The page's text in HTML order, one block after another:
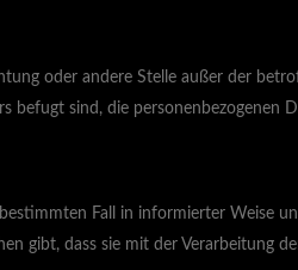
oder andere Stelle außer der
befugt sind, die personenbezogenen
Fall in informierter Weise
gibt, dass sie mit der Verarbeitung